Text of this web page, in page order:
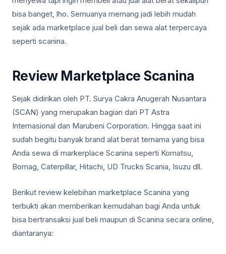
bisa banget, lho. Semuanya memang jadi lebih mudah
sejak ada marketplace jual beli dan sewa alat terpercaya
seperti scanina.
Review Marketplace Scanina
Sejak didirikan oleh PT. Surya Cakra Anugerah Nusantara
(SCAN) yang merupakan bagian dari PT Astra
Internasional dan Marubeni Corporation. Hingga saat ini
sudah begitu banyak brand alat berat ternama yang bisa
Anda sewa di markerplace Scanina seperti Komatsu,
Bomag, Caterpillar, Hitachi, UD Trucks Scania, Isuzu dll.
Berikut review kelebihan marketplace Scanina yang
terbukti akan memberikan kemudahan bagi Anda untuk
bisa bertransaksi jual beli maupun di Scanina secara online,
diantaranya: